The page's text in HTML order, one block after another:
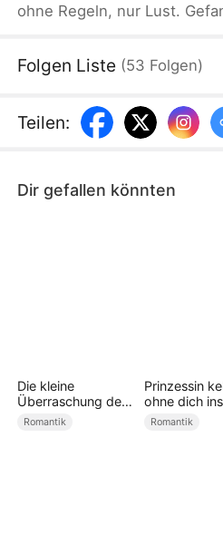
ohne Regeln, nur Lust.
berühren muss, zieht sie
Feuer spielen... selbst wenn
verliert.
Folgen Liste (53 Folgen)
Teilen:
Dir gefallen könnten
Die kleine
Überraschung des
CEOs
Romantik
Prinzessin
ohne dich
zurück
Romantik